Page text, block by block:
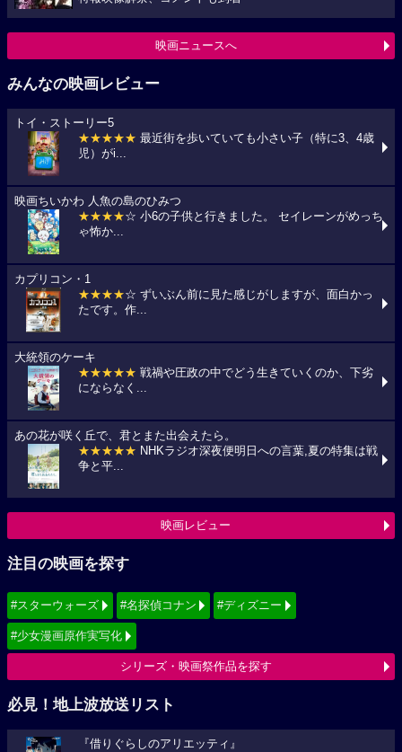
映画ニュースへ
みんなの映画レビュー
トイ・ストーリー5
★★★★★ 最近街を歩いていても小さい子（特に3、4歳
児）がi...
映画ちいかわ 人魚の島のひみつ
★★★★☆ 小6の子供と行きました。 セイレーンがめっち
ゃ怖か...
カプリコン・1
★★★★☆ ずいぶん前に見た感じがしますが、面白かっ
たです。作...
大統領のケーキ
★★★★★ 戦禍や圧政の中でどう生きていくのか、下劣
にならなく...
あの花が咲く丘で、君とまた出会えたら。
★★★★★ NHKラジオ深夜便明日への言葉,夏の特集は戦
争と平...
映画レビュー
注目の映画を探す
#スターウォーズ #名探偵コナン #ディズニー
#少女漫画原作実写化
シリーズ・映画祭作品を探す
必見！地上波放送リスト
『借りぐらしのアリエッティ』